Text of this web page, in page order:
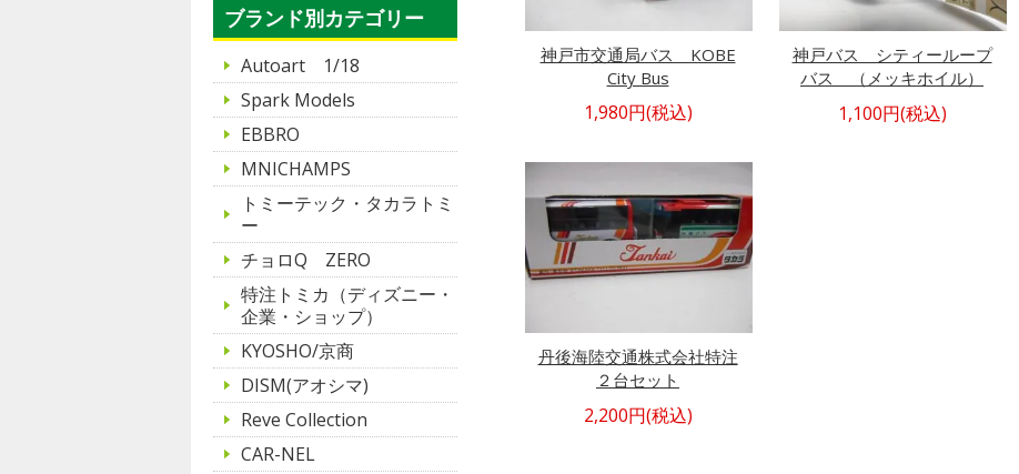
神戸市交通局バス KOBE
City Bus
1,980円(税込)
神戸バス シティーループ
バス （メッキホイル）
1,100円(税込)
丹後海陸交通株式会社特注
２台セット
2,200円(税込)
ブランド別カテゴリー
Autoart 1/18
Spark Models
EBBRO
MNICHAMPS
トミーテック・タカラトミ
ー
チョロQ ZERO
特注トミカ（ディズニー・
企業・ショップ）
KYOSHO/京商
DISM(アオシマ)
Reve Collection
CAR-NEL